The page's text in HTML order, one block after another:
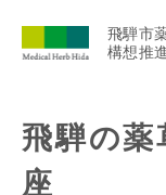
す。
飛騨市
構想推
文
飛騨の薬
座